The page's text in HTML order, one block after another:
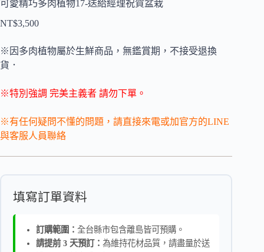
可愛精巧多肉植物17-送給經理祝賀盆栽
NT$3,500
※因多肉植物屬於生鮮商品，無鑑賞期，不接受退換
貨．
※特別強調 完美主義者 請勿下單。
※有任何疑問不懂的問題，請直接來電或加官方的LINE
與客服人員聯絡
填寫訂單資料
訂購範圍： 全台縣市包含離島皆可預購。
請提前 3 天預訂： 為維持花材品質，請盡量於送